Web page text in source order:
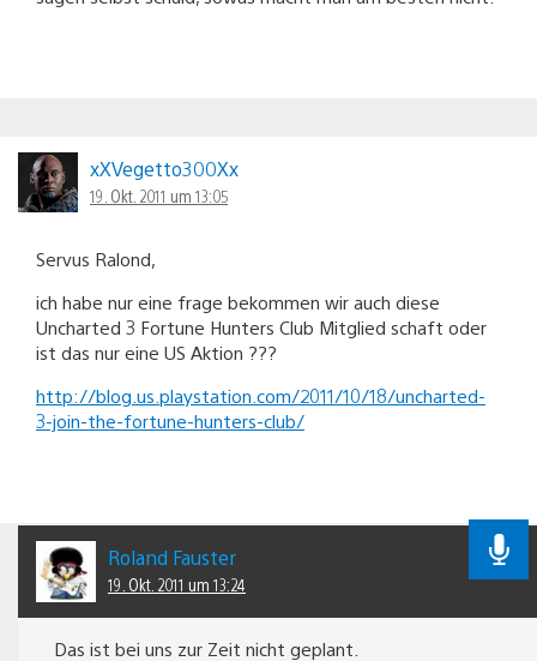
xXVegetto300Xx
19. Okt. 2011 um 13:05
Servus Ralond,
ich habe nur eine frage bekommen wir auch diese
Uncharted 3 Fortune Hunters Club Mitglied schaft oder
ist das nur eine US Aktion ???
http://blog.us.playstation.com/2011/10/18/uncharted-
3-join-the-fortune-hunters-club/
Roland Fauster
19. Okt. 2011 um 13:24
Das ist bei uns zur Zeit nicht geplant.